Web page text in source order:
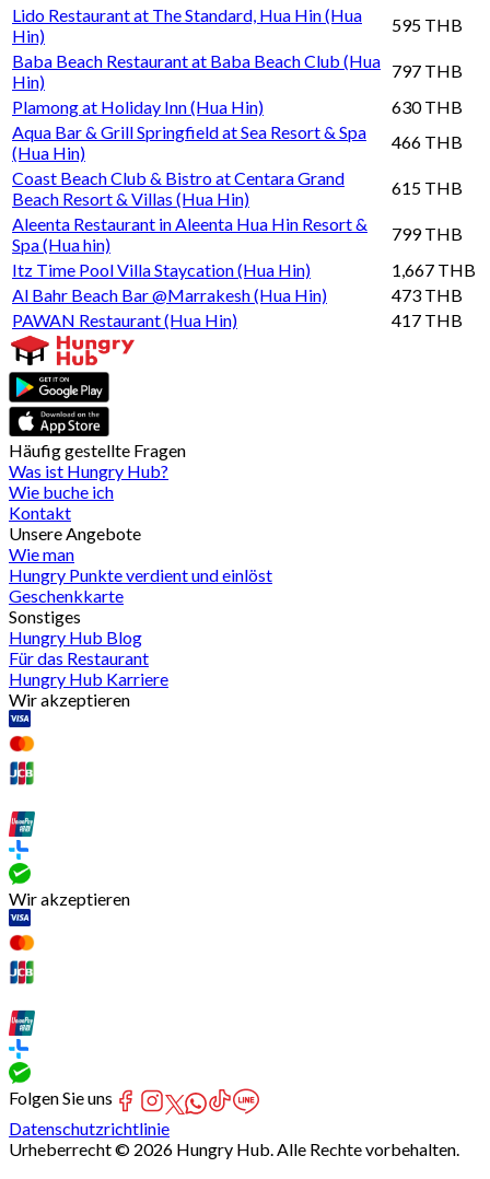
Lido Restaurant at The Standard, Hua Hin (Hua
Hin)
595 THB
Baba Beach Restaurant at Baba Beach Club (Hua
Hin)
797 THB
Plamong at Holiday Inn (Hua Hin)
630 THB
Aqua Bar & Grill Springfield at Sea Resort & Spa
(Hua Hin)
466 THB
Coast Beach Club & Bistro at Centara Grand
Beach Resort & Villas (Hua Hin)
615 THB
Aleenta Restaurant in Aleenta Hua Hin Resort &
Spa (Hua hin)
799 THB
Itz Time Pool Villa Staycation (Hua Hin)
1,667 THB
Al Bahr Beach Bar @Marrakesh (Hua Hin)
473 THB
PAWAN Restaurant (Hua Hin)
417 THB
Häufig gestellte Fragen
Was ist Hungry Hub?
Wie buche ich
Kontakt
Unsere Angebote
Wie man
Hungry Punkte verdient und einlöst
Geschenkkarte
Sonstiges
Hungry Hub Blog
Für das Restaurant
Hungry Hub Karriere
Wir akzeptieren
Wir akzeptieren
Folgen Sie uns
Datenschutzrichtlinie
Urheberrecht © 2026 Hungry Hub. Alle Rechte vorbehalten.